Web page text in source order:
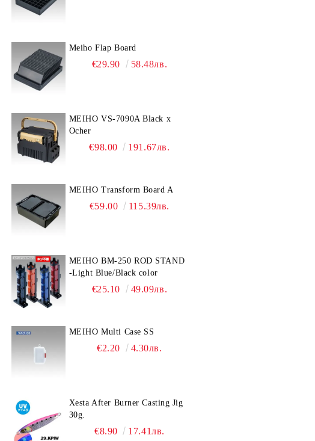
Meiho Flap Board
€29.90 58.48лв.
MEIHO VS-7090A Black x
Ocher
€98.00 191.67лв.
MEIHO Transform Board A
€59.00 115.39лв.
MEIHO BM-250 ROD STAND
-Light Blue/Black color
€25.10 49.09лв.
MEIHO Multi Case SS
€2.20 4.30лв.
Xesta After Burner Casting Jig
30g.
€8.90 17.41лв.